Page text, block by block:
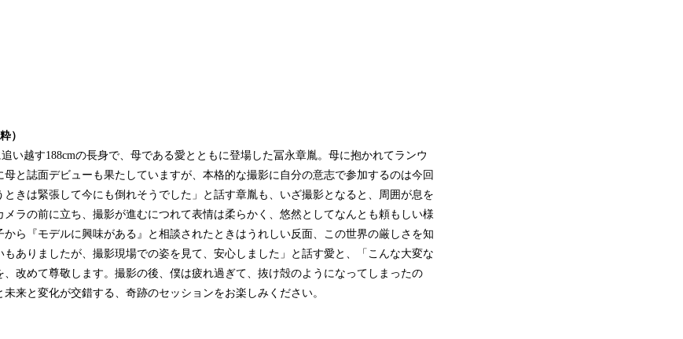
）
い越す188cmの長身で、母である愛とともに登場した冨永章胤。母に抱かれてランウ
母と誌面デビューも果たしていますが、本格的な撮影に自分の意志で参加するのは今回
きは緊張して今にも倒れそうでした」と話す章胤も、いざ撮影となると、周囲が息を
ラの前に立ち、撮影が進むにつれて表情は柔らかく、悠然としてなんとも頼もしい様
ら『モデルに興味がある』と相談されたときはうれしい反面、この世界の厳しさを知
もありましたが、撮影現場での姿を見て、安心しました」と話す愛と、「こんな大変な
、改めて尊敬します。撮影の後、僕は疲れ過ぎて、抜け殻のようになってしまったの
来と変化が交錯する、奇跡のセッションをお楽しみください。